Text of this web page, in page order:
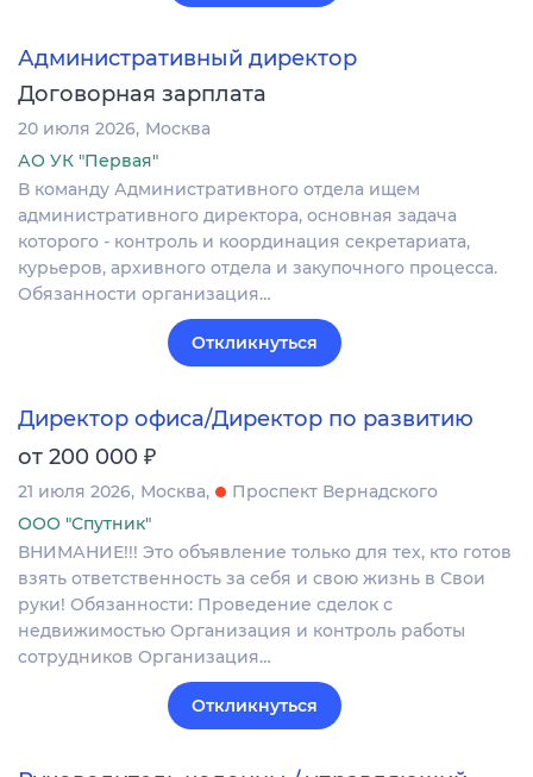
Административный директор
Договорная зарплата
20 июля 2026 Москва
АО УК "Первая"
В команду Административного отдела ищем
административного директора, основная задача
которого - контроль и координация секретариата,
курьеров, архивного отдела и закупочного процесса.
Обязанности организация…
Откликнуться
Директор офиса/Директор по развитию
от 200 000 ₽
21 июля 2026 Москва
Проспект Вернадского
ООО "Спутник"
ВНИМАНИЕ!!! Это объявление только для тех, кто готов
взять ответственность за себя и свою жизнь в Свои
руки! Обязанности: Проведение сделок с
недвижимостью Организация и контроль работы
сотрудников Организация…
Откликнуться